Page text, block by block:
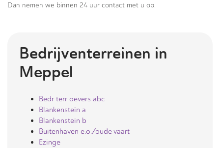
Dan nemen we binnen 24 uur contact met u op.
Bedrijventerreinen in
Meppel
Bedr terr oevers abc
Blankenstein a
Blankenstein b
Buitenhaven e.o./oude vaart
Ezinge